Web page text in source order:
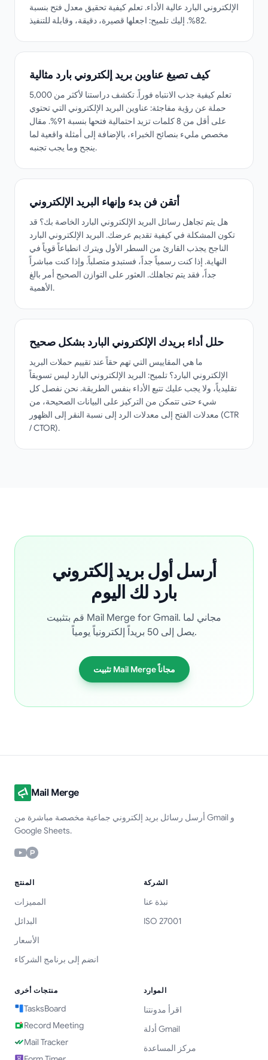
الإلكتروني البارد عالية الأداء. تعلم كيفية تحقيق معدل فتح بنسبة
82%. إليك تلميح: اجعلها قصيرة، دقيقة، وقابلة للتنفيذ.
كيف تصيغ عناوين بريد إلكتروني بارد مثالية
تعلم كيفية جذب الانتباه فوراً. تكشف دراستنا لأكثر من 5,000
حملة عن رؤية مفاجئة: عناوين البريد الإلكتروني التي تحتوي
على أقل من 8 كلمات تزيد احتمالية فتحها بنسبة 91%. مقال
مخصص مليء بنصائح الخبراء، بالإضافة إلى أمثلة واقعية لما
ينجح وما يجب تجنبه.
أتقن فن بدء وإنهاء البريد الإلكتروني
هل يتم تجاهل رسائل البريد الإلكتروني البارد الخاصة بك؟ قد
تكون المشكلة في كيفية تقديم عرضك. البريد الإلكتروني البارد
الناجح يجذب القارئ من السطر الأول ويترك انطباعاً قوياً في
النهاية. إذا كنت رسمياً جداً، فستبدو متصلباً. وإذا كنت مباشراً
جداً، فقد يتم تجاهلك. العثور على التوازن الصحيح أمر بالغ
الأهمية.
حلل أداء بريدك الإلكتروني البارد بشكل صحيح
ما هي المقاييس التي تهم حقاً عند تقييم حملات البريد
الإلكتروني البارد؟ تلميح: البريد الإلكتروني البارد ليس تسويقاً
تقليدياً، ولا يجب عليك تتبع الأداء بنفس الطريقة. نحن نفصل كل
شيء حتى تتمكن من التركيز على البيانات الصحيحة، من
معدلات الفتح إلى معدلات الرد إلى نسبة النقر إلى الظهور (CTR
/ CTOR).
أرسل أول بريد إلكتروني
بارد لك اليوم
قم بتثبيت Mail Merge for Gmail. مجاني لما
يصل إلى 50 بريداً إلكترونياً يومياً.
تثبيت Mail Merge مجاناً
Mail Merge
أرسل رسائل بريد إلكتروني جماعية مخصصة مباشرة من Gmail و
Google Sheets.
المنتج
المميزات
البدائل
الأسعار
انضم إلى برنامج الشركاء
الشركة
نبذة عنا
ISO 27001
منتجات أخرى
TasksBoard
Record Meeting
Mail Tracker
الموارد
اقرأ مدونتنا
أدلة Gmail
مركز المساعدة